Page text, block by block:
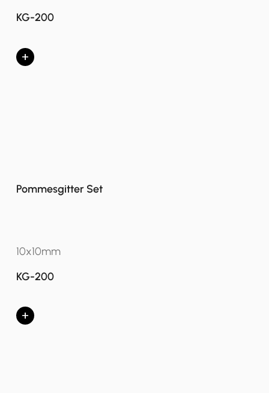
KG-200
+
Pommesgitter Set
10x10mm
KG-200
+